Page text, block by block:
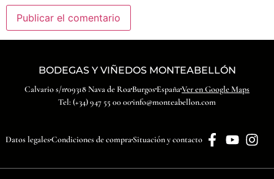
BODEGAS Y VIÑEDOS MONTEABELLÓN
Calvario s/n09318 Nava de RoaBurgosEspañaVer en Google Maps
Tel: (+34) 947 55 00 00info@monteabellon.com
Datos legalesCondiciones de compraSituación y contacto